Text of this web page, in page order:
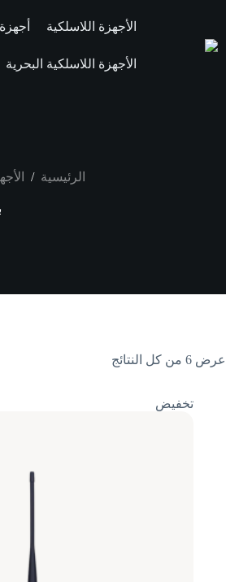
الأجهزة اللاسلكية
الأجهزة اللاسلكية البحرية
الرئيسية /
عرض ⁦6⁩ من كل النتائج
تخفيض